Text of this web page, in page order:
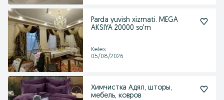
Parda yuvish xizmati. MEGA
AKSIYA 20000 so'm
Keles
05/08/2026
Химчистка Адял, шторы,
мебель, ковров